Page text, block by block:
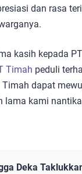
dan rasa
kasih kepada
Timah peduli
dapat
lama kami
Deka